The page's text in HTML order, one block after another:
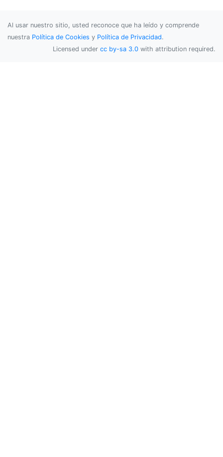
Al usar nuestro sitio, usted reconoce que ha leído y comprende
nuestra Política de Cookies y Política de Privacidad.
Licensed under cc by-sa 3.0 with attribution required.